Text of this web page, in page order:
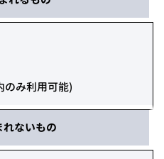
のみ利用可能)
れないもの